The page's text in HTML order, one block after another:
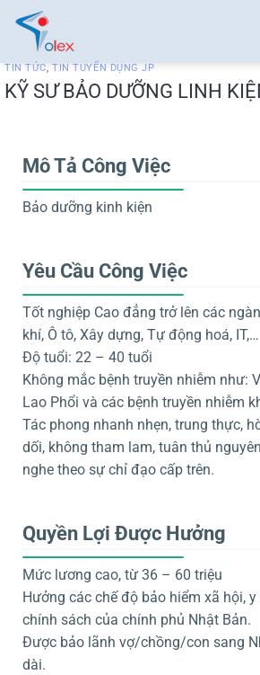
qua
dung
TIN TỨC,TIN TUYỂN DỤNG JP
KỸ SƯ BẢO DƯỠNG LINH
Mô Tả Công Việc
Bảo dưỡng kinh kiện
Yêu Cầu Công Việc
Tốt nghiệp Cao đẳng trở lên các
khí, Ô tô, Xây dựng, Tự động hoá, IT,…
Độ tuổi: 22 – 40 tuổi
Không mắc bệnh truyền nhiễm như:
Lao Phổi và các bệnh truyền nhiễm
Tác phong nhanh nhẹn, trung thực,
dối, không tham lam, tuân thủ
nghe theo sự chỉ đạo cấp trên.
Quyền Lợi Được Hưởng
Mức lương cao, từ 36 – 60 triệu
Hưởng các chế độ bảo hiểm xã hội,
chính sách của chính phủ Nhật Bản.
Được bảo lãnh vợ/chồng/con sang
dài.